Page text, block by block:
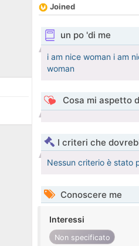
Joined
un po 'di me
i am nice woman i am
woman
Cosa mi aspetto
I criteri che
Nessun criterio è stato
Conoscere me
Interessi
Non specificato